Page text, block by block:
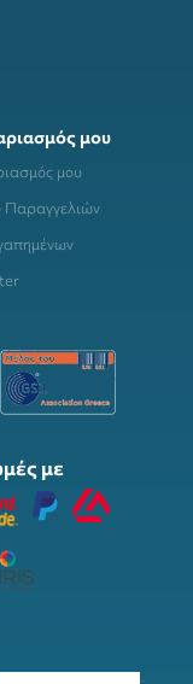
μου
μου
Παραγγελιών
με